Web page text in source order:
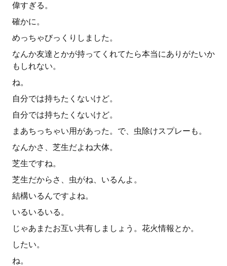
偉すぎる。
確かに。
めっちゃびっくりしました。
なんか友達とかが持ってくれてたら本当にありがたいか
もしれない。
ね。
自分では持ちたくないけど。
自分では持ちたくないけど。
まあちっちゃい用があった。で、虫除けスプレーも。
なんかさ、芝生だよね大体。
芝生ですね。
芝生だからさ、虫がね、いるんよ。
結構いるんですよね。
いるいるいる。
じゃあまたお互い共有しましょう。花火情報とか。
したい。
ね。